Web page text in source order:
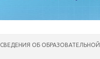
СВЕДЕНИЯ ОБ